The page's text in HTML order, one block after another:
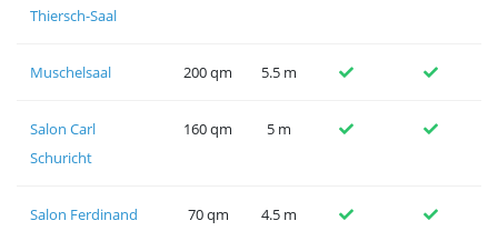
Thiersch-Saal
Muschelsaal 200 qm 5.5 m
Salon Carl
Schuricht
160 qm 5 m
Salon Ferdinand
70 qm 4.5 m